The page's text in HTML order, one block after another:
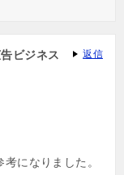
ビジネス
になりました。
返信